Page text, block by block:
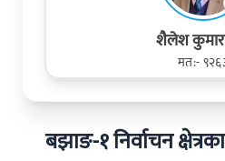
शैलेश
मत:-
बझाङ-१ निर्वाचन